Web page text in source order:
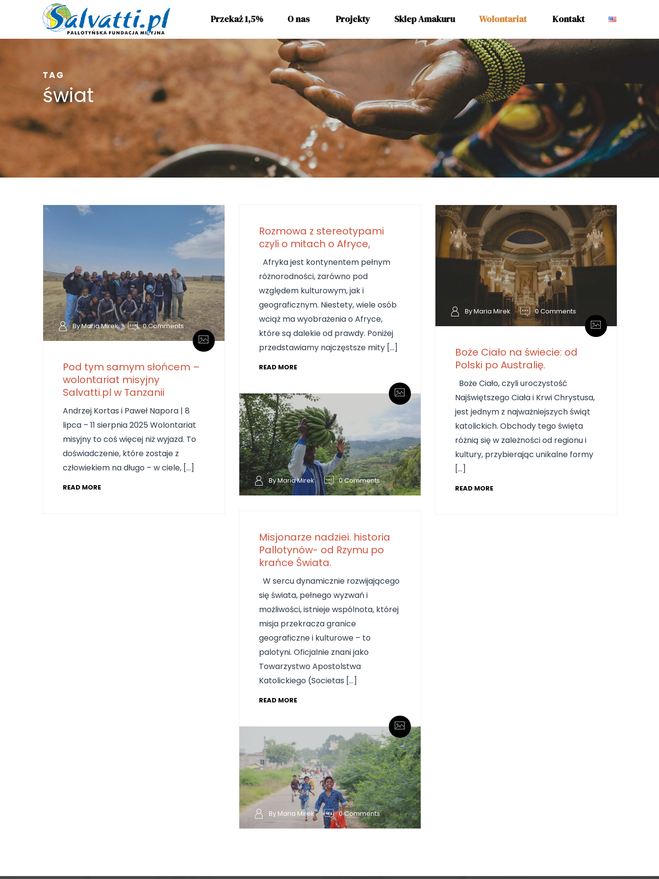
Przekaż 1,5% O nas Projekty Sklep Amakuru Wolontariat Kontakt
TAG
świat
By Maria Mirek 0 Comments
Pod tym samym słońcem –
wolontariat misyjny
Salvatti.pl w Tanzanii
Andrzej Kortas i Paweł Napora | 8
lipca – 11 sierpnia 2025 Wolontariat
misyjny to coś więcej niż wyjazd. To
doświadczenie, które zostaje z
człowiekiem na długo – w ciele, […]
READ MORE
Rozmowa z stereotypami
czyli o mitach o Afryce,
Afryka jest kontynentem pełnym
różnorodności, zarówno pod
względem kulturowym, jak i
geograficznym. Niestety, wiele osób
wciąż ma wyobrażenia o Afryce,
które są dalekie od prawdy. Poniżej
przedstawiamy najczęstsze mity […]
READ MORE
By Maria Mirek 0 Comments
By Maria Mirek 0 Comments
Boże Ciało na świecie: od
Polski po Australię.
Boże Ciało, czyli uroczystość
Najświętszego Ciała i Krwi Chrystusa,
jest jednym z najważniejszych świąt
katolickich. Obchody tego święta
różnią się w zależności od regionu i
kultury, przybierając unikalne formy
[…]
READ MORE
Misjonarze nadziei. historia
Pallotynów- od Rzymu po
krańce Świata.
W sercu dynamicznie rozwijającego
się świata, pełnego wyzwań i
możliwości, istnieje wspólnota, której
misja przekracza granice
geograficzne i kulturowe – to
palotyni. Oficjalnie znani jako
Towarzystwo Apostolstwa
Katolickiego (Societas […]
READ MORE
By Maria Mirek 0 Comments